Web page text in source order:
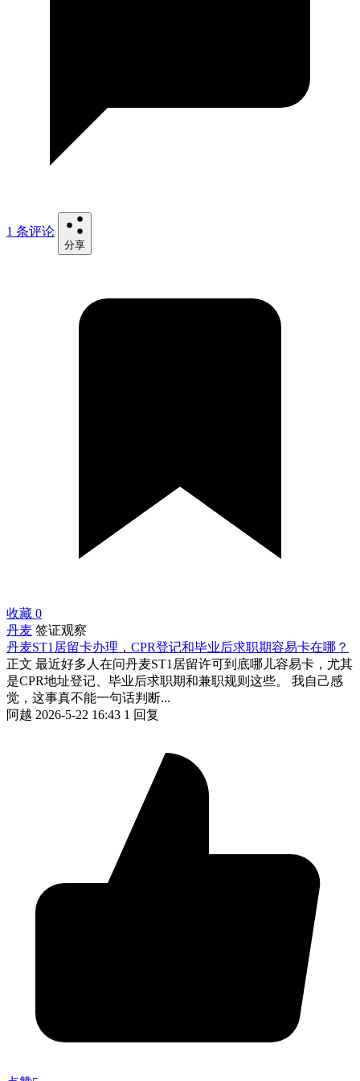
1 条评论
分享
收藏 0
丹麦 签证观察
丹麦ST1居留卡办理，CPR登记和毕业后求职期容易卡在哪？
正文 最近好多人在问丹麦ST1居留许可到底哪儿容易卡，尤其
是CPR地址登记、毕业后求职期和兼职规则这些。 我自己感
觉，这事真不能一句话判断...
阿越 2026-5-22 16:43 1 回复